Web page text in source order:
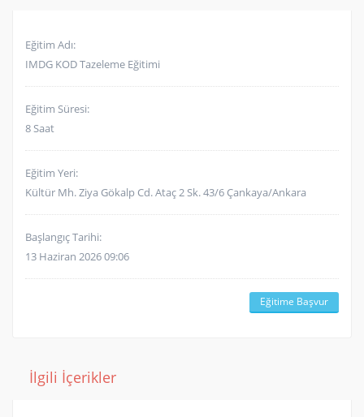
Eğitim Adı:
IMDG KOD Tazeleme Eğitimi
Eğitim Süresi:
8 Saat
Eğitim Yeri:
Kültür Mh. Ziya Gökalp Cd. Ataç 2 Sk. 43/6 Çankaya/Ankara
Başlangıç Tarihi:
13 Haziran 2026 09:06
Eğitime Başvur
İlgili İçerikler